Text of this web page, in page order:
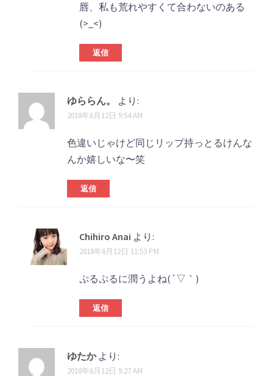
唇、私も荒れやすくて合わないのある
(>_<)
返信
ゆららん。 より:
2018年6月12日 9:54 AM
色違いじゃけど同じリップ持っとるけんな
んか嬉しいな〜笑
返信
Chihiro Anai より:
2018年6月12日 11:53 PM
ぷるぷるに潤うよね(´▽｀)
返信
ゆたか より:
2018年6月12日 9:27 AM